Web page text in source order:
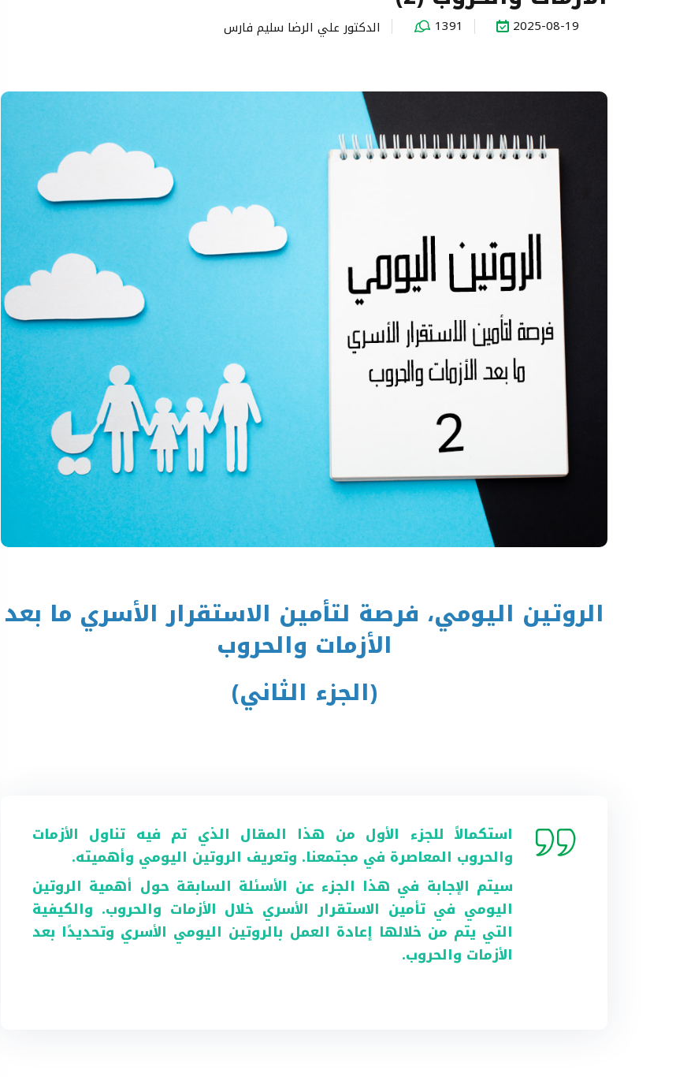
2025-08-19
1391 الدكتور علي الرضا سليم فارس
الروتين اليومي، فرصة لتأمين الاستقرار الأسري ما بعد
الأزمات والحروب
(الجزء الثاني)
استكمالاً للجزء الأول من هذا المقال الذي تم فيه تناول الأزمات
والحروب المعاصرة في مجتمعنا. وتعريف الروتين اليومي وأهميته.
سيتم الإجابة في هذا الجزء عن الأسئلة السابقة حول أهمية الروتين
اليومي في تأمين الاستقرار الأسري خلال الأزمات والحروب. والكيفية
التي يتم من خلالها إعادة العمل بالروتين اليومي الأسري وتحديدًا بعد
الأزمات والحروب.